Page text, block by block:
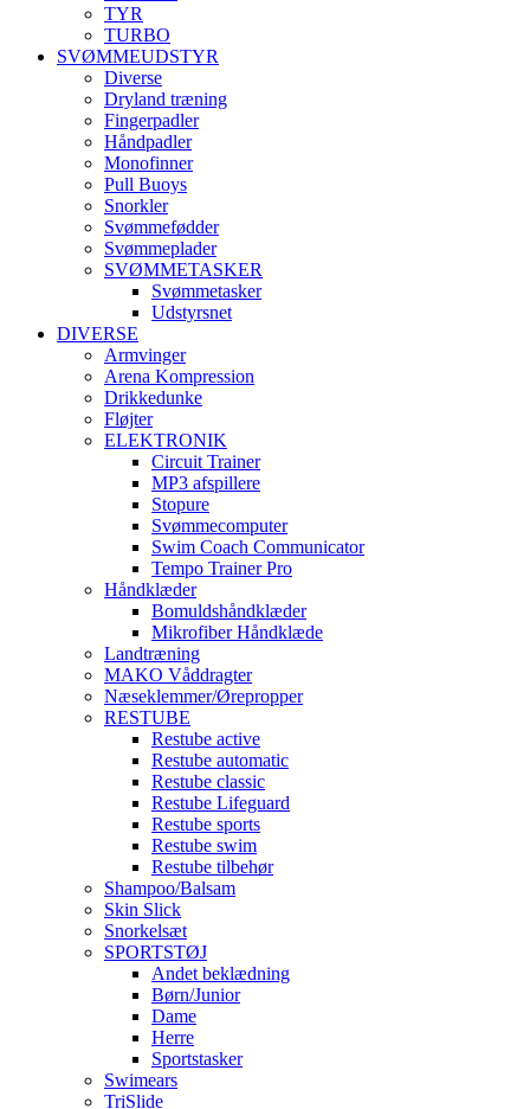
TYR
TURBO
SVØMMEUDSTYR
Diverse
Dryland træning
Fingerpadler
Håndpadler
Monofinner
Pull Buoys
Snorkler
Svømmefødder
Svømmeplader
SVØMMETASKER
Svømmetasker
Udstyrsnet
DIVERSE
Armvinger
Arena Kompression
Drikkedunke
Fløjter
ELEKTRONIK
Circuit Trainer
MP3 afspillere
Stopure
Svømmecomputer
Swim Coach Communicator
Tempo Trainer Pro
Håndklæder
Bomuldshåndklæder
Mikrofiber Håndklæde
Landtræning
MAKO Våddragter
Næseklemmer/Ørepropper
RESTUBE
Restube active
Restube automatic
Restube classic
Restube Lifeguard
Restube sports
Restube swim
Restube tilbehør
Shampoo/Balsam
Skin Slick
Snorkelsæt
SPORTSTØJ
Andet beklædning
Børn/Junior
Dame
Herre
Sportstasker
Swimears
TriSlide